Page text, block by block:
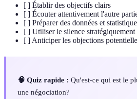
[ ] Établir des objectifs clairs
[ ] Écouter attentivement l'autre
[ ] Préparer des données et
[ ] Utiliser le silence stratégiquement
[ ] Anticiper les objections
🧠 Quiz rapide : Qu'est-ce qui est le
une négociation?